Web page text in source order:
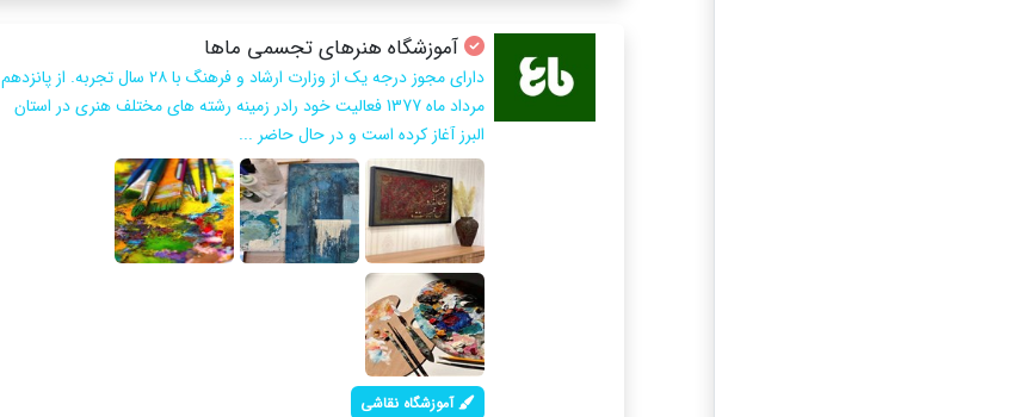
آموزشگاه هنرهای تجسمی ماها
دارای مجوز درجه یک از وزارت ارشاد و فرهنگ با ۲۸ سال تجربه. از پانزدهم
مرداد ماه 1377 فعالیت خود رادر زمینه رشته های مختلف هنری در استان
البرز آغاز کرده است و در حال حاضر ...
آموزشگاه نقاشی